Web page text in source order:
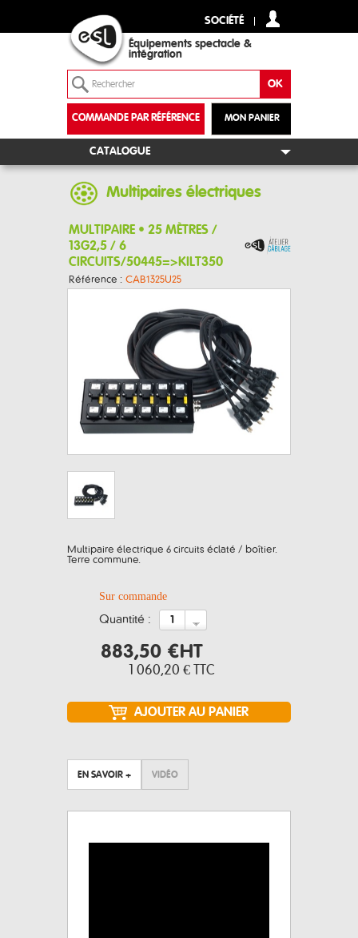
SOCIÉTÉ
Équipements spectacle &
intégration
MON PANIER
COMMANDE PAR RÉFÉRENCE
+
CATALOGUE
Multipaires électriques
MULTIPAIRE • 25 MÈTRES /
13G2,5 / 6
CIRCUITS/50445=>KILT350
Référence : CAB1325U25
Multipaire électrique 6 circuits éclaté / boîtier.
Terre commune.
Sur commande
quantité :
883,50 €HT
1 060,20 € TTC
EN SAVOIR + VIDÉO